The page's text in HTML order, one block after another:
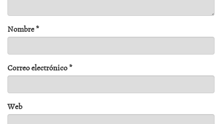
Nombre*
Correo electrónico*
Web